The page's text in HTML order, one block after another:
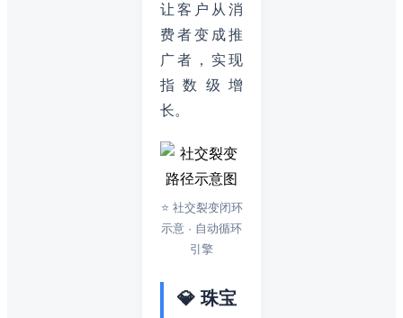
让客户从消
费者变成推
广者，实现
指数级增
长。
⭐ 社交裂变闭环
示意 · 自动循环
引擎
💎 珠宝